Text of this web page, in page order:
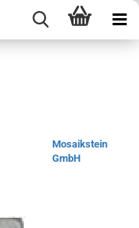
Mosaikstein
GmbH